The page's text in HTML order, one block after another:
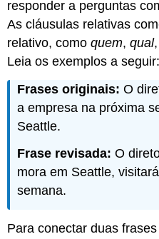
responder a perguntas
As cláusulas relativas
relativo, comoquem,qual
Leia os exemplos a seguir:
Frases originais: O
a empresa na próxima
Seattle.
Frase revisada: O
mora em Seattle,
semana.
Para conectar duas